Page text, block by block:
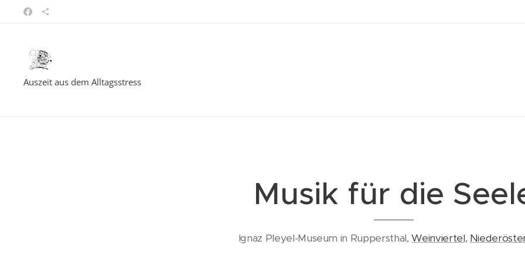
Auszeit aus dem Alltagsstress
Musik für die
Ignaz Pleyel-Museum in Ruppersthal,Weinviertel,